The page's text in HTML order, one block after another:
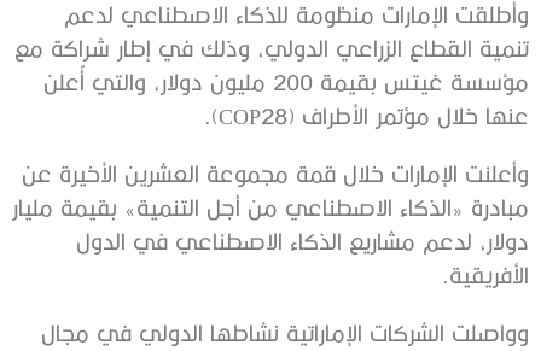
وأطلقت الإمارات منظومة للذكاء الاصطناعي لدعم
تنمية القطاع الزراعي الدولي، وذلك في إطار شراكة مع
مؤسسة غيتس بقيمة 200 مليون دولار، والتي أُعلن
عنها خلال مؤتمر الأطراف (COP28).
وأعلنت الإمارات خلال قمة مجموعة العشرين الأخيرة عن
مبادرة «الذكاء الاصطناعي من أجل التنمية» بقيمة مليار
دولار، لدعم مشاريع الذكاء الاصطناعي في الدول
الأفريقية.
وواصلت الشركات الإماراتية نشاطها الدولي في مجال